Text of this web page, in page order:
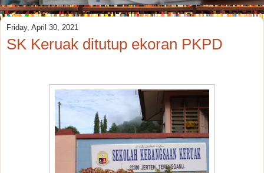
Friday, April 30, 2021
SK Keruak ditutup ekoran PKPD